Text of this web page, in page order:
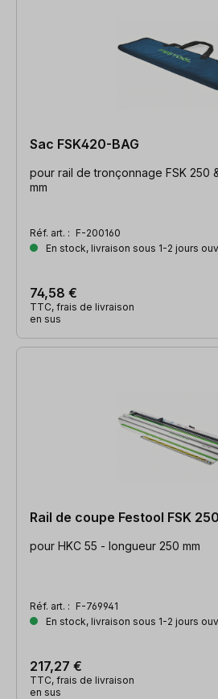
Sac FSK420-BAG
pour rail de tronçonnage FSK 250
mm
Réf. art. : F-200160
En stock, livraison sous 1-2 jours
74,58 €
TTC, frais de livraison
en sus
Rail de coupe Festool FSK 250
pour HKC 55 - longueur 250 mm
Réf. art. : F-769941
En stock, livraison sous 1-2 jours
217,27 €
TTC, frais de livraison
en sus